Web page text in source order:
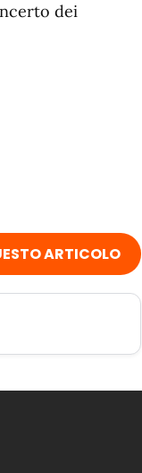
dei
ARTICOLO